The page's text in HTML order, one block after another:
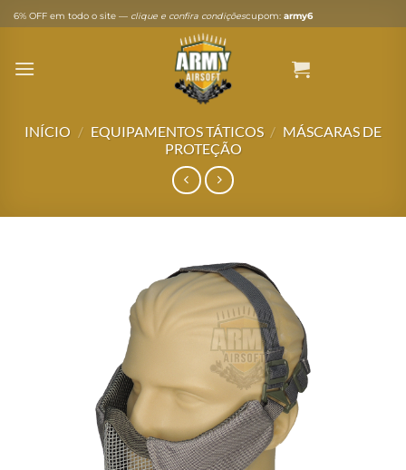
Skip
to
6% OFF em todo o site — clique e confira condiçõescupom: army6
INÍCIO / EQUIPAMENTOS TÁTICOS / MÁSCARAS DE
PROTEÇÃO